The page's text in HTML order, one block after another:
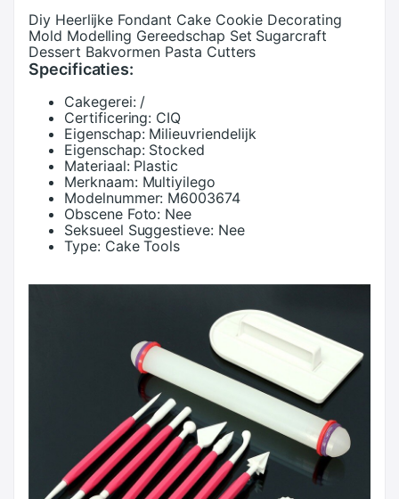
Diy Heerlijke Fondant Cake Cookie Decorating
Mold Modelling Gereedschap Set Sugarcraft
Dessert Bakvormen Pasta Cutters
Specificaties:
Cakegerei: /
Certificering: CIQ
Eigenschap: Milieuvriendelijk
Eigenschap: Stocked
Materiaal: Plastic
Merknaam: Multiyilego
Modelnummer: M6003674
Obscene Foto: Nee
Seksueel Suggestieve: Nee
Type: Cake Tools